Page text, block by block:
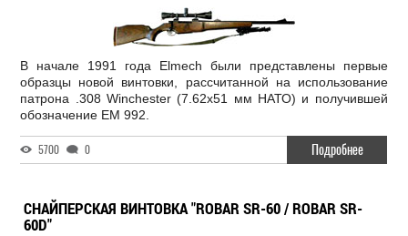
В начале 1991 года Elmech были представлены первые
образцы новой винтовки, рассчитанной на использование
патрона .308 Winchester (7.62x51 мм НАТО) и получившей
обозначение EM 992.
5700 0 Подробнее
СНАЙПЕРСКАЯ ВИНТОВКА "ROBAR SR-60 / ROBAR SR-
60D"